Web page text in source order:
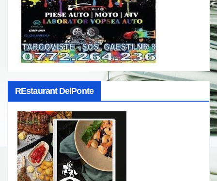
REstaurant DelPonte